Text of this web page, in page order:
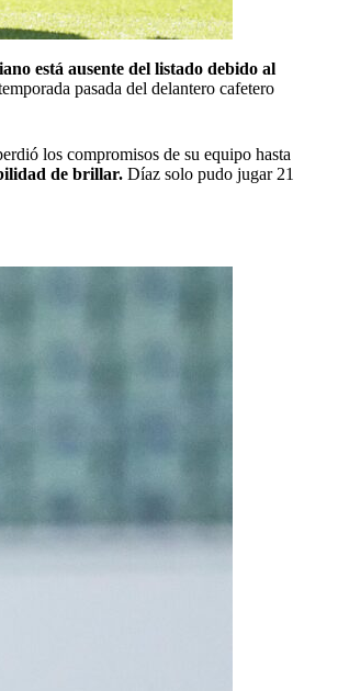
está ausente del listado debido al
pasada del delantero cafetero
los compromisos de su equipo hasta
de brillar. Díaz solo pudo jugar 21